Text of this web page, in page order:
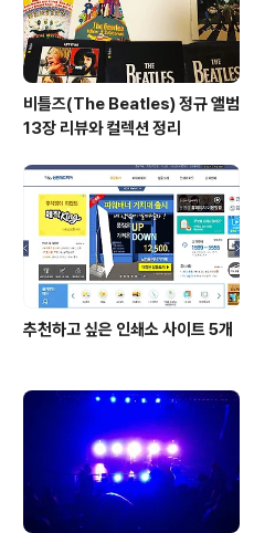
비틀즈(The Beatles) 정규 앨범
13장 리뷰와 컬렉션 정리
추천하고 싶은 인쇄소 사이트 5개